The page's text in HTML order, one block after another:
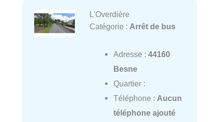
L'Overdière
Catégorie : Arrêt de bus
Adresse : 44160
Besne
Quartier :
Téléphone : Aucun
téléphone ajouté